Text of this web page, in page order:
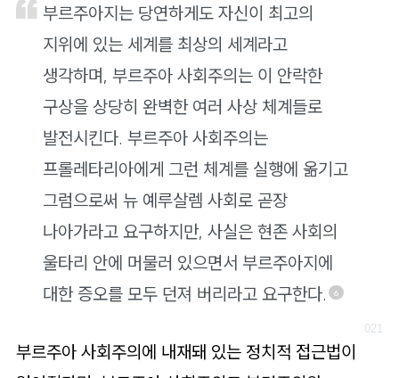
부르주아지는 당연하게도 자신이 최고의
지위에 있는 세계를 최상의 세계라고
생각하며, 부르주아 사회주의는 이 안락한
구상을 상당히 완벽한 여러 사상 체계들로
발전시킨다. 부르주아 사회주의는
프롤레타리아에게 그런 체계를 실행에 옮기고
그럼으로써 뉴 예루살렘 사회로 곧장
나아가라고 요구하지만, 사실은 현존 사회의
울타리 안에 머물러 있으면서 부르주아지에
대한 증오를 모두 던져 버리라고 요구한다.
6
부르주아 사회주의에 내재돼 있는 정치적 접근법이